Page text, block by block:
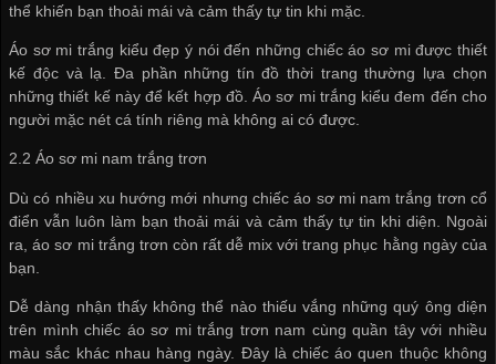
thể khiến bạn thoải mái và cảm thấy tự tin khi mặc.
Áo sơ mi trắng kiểu đẹp ý nói đến những chiếc áo sơ mi được thiết
kế độc và lạ. Đa phần những tín đồ thời trang thường lựa chọn
những thiết kế này để kết hợp đồ. Áo sơ mi trắng kiểu đem đến cho
người mặc nét cá tính riêng mà không ai có được.
2.2 Áo sơ mi nam trắng trơn
Dù có nhiều xu hướng mới nhưng chiếc áo sơ mi nam trắng trơn cổ
điển vẫn luôn làm bạn thoải mái và cảm thấy tự tin khi diện. Ngoài
ra, áo sơ mi trắng trơn còn rất dễ mix với trang phục hằng ngày của
bạn.
Dễ dàng nhận thấy không thể nào thiếu vắng những quý ông diện
trên mình chiếc áo sơ mi trắng trơn nam cùng quần tây với nhiều
màu sắc khác nhau hàng ngày. Đây là chiếc áo quen thuộc không